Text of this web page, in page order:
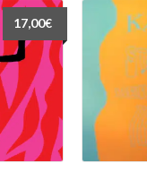
17,00€